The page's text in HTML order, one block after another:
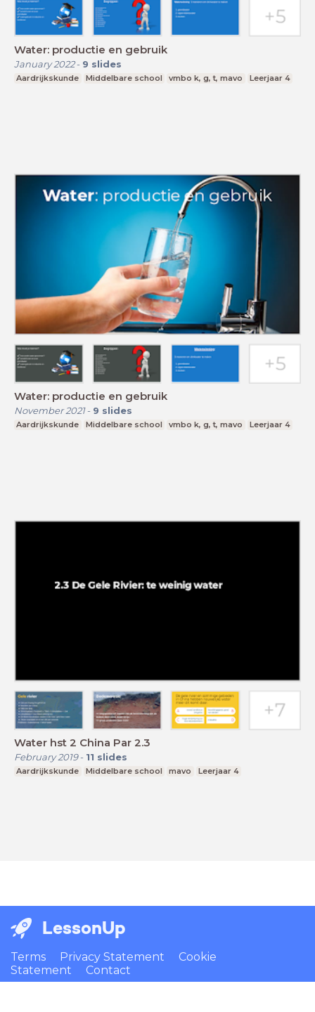
Water: productie en gebruik
January 2022- 9 slides
Aardrijkskunde Middelbare school vmbo k, g, t, mavo Leerjaar 4
Water: productie en gebruik
November 2021- 9 slides
Aardrijkskunde Middelbare school vmbo k, g, t, mavo Leerjaar 4
Water hst 2 China Par 2.3
February 2019- 11 slides
Aardrijkskunde Middelbare school mavo Leerjaar 4
LessonUp
Terms Privacy Statement
Cookie
Statement
Contact